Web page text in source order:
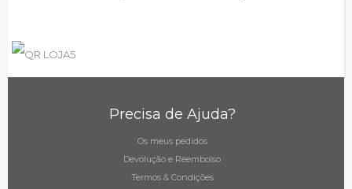
Precisa de Ajuda?
Os meus pedidos
Devolução e Reembolso
Termos & Condições